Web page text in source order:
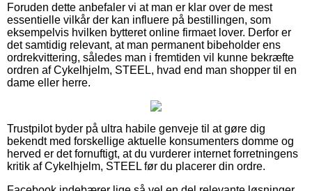
Foruden dette anbefaler vi at man er klar over de mest
essentielle vilkår der kan influere på bestillingen, som
eksempelvis hvilken bytteret online firmaet lover. Derfor er
det samtidig relevant, at man permanent bibeholder ens
ordrekvittering, således man i fremtiden vil kunne bekræfte
ordren af Cykelhjelm, STEEL, hvad end man shopper til en
dame eller herre.
Trustpilot byder på ultra habile genveje til at gøre dig
bekendt med forskellige aktuelle konsumenters domme og
herved er det fornuftigt, at du vurderer internet forretningens
kritik af Cykelhjelm, STEEL før du placerer din ordre.